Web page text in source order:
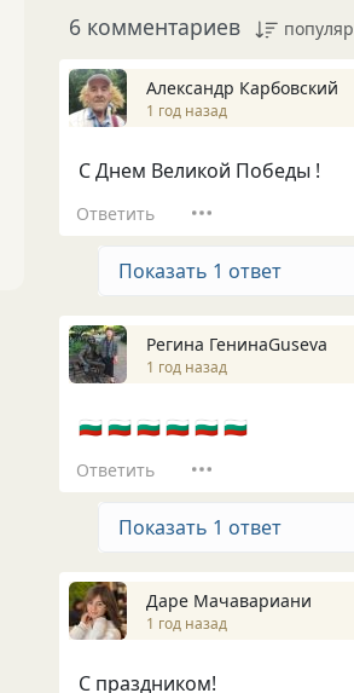
6 комментариев
Александр Карбовский
1 год назад
С Днем Великой Победы !
Ответить
Показать 1 ответ
Регина ГенинаGuseva
1 год назад
🇧🇬 🇧🇬 🇧🇬 🇧🇬 🇧🇬 🇧🇬
Ответить
Показать 1 ответ
Даре Мачавариани
1 год назад
С праздником!